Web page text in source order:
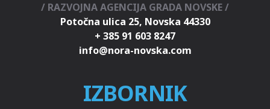
/ RAZVOJNA AGENCIJA GRADA NOVSKE /
Potočna ulica 25, Novska 44330
+ 385 91 603 8247
IZBORNIK